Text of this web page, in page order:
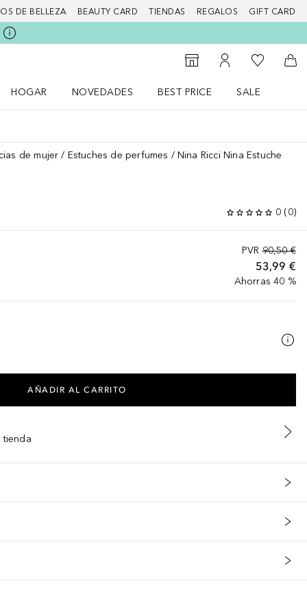
DE BELLEZA BEAUTY CARD TIENDAS REGALOS GIFT CARD
Al Storefinder
Mi cuenta
Mi lista de
A
HOGAR
NOVEDADES
BEST PRICE
SALE
de mujer Estuches de perfumes Nina Ricci Nina Estuche
0 (0)
PVR 90,50 €
53,99 €
Ahorras 40 %
AÑADIR AL CARRITO
tienda